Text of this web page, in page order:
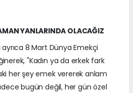
YANLARINDA OLACAĞIZ
8 Mart Dünya Emekçi
"Kadın ya da erkek fark
her şey emek vererek anlam
bugün değil, her gün özel